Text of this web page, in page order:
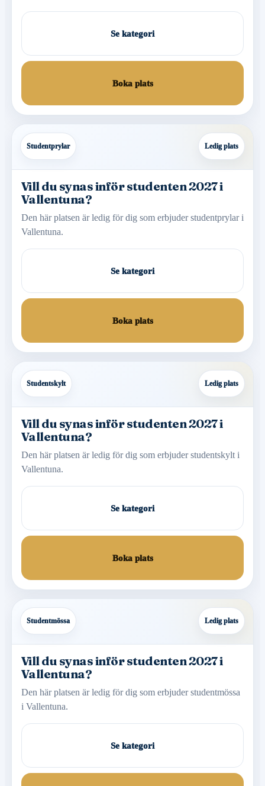
Se kategori
Boka plats
Studentprylar Ledig plats
Vill du synas inför studenten 2027 i
Vallentuna?
Den här platsen är ledig för dig som erbjuder studentprylar i
Vallentuna.
Se kategori
Boka plats
Studentskylt Ledig plats
Vill du synas inför studenten 2027 i
Vallentuna?
Den här platsen är ledig för dig som erbjuder studentskylt i
Vallentuna.
Se kategori
Boka plats
Studentmössa Ledig plats
Vill du synas inför studenten 2027 i
Vallentuna?
Den här platsen är ledig för dig som erbjuder studentmössa
i Vallentuna.
Se kategori